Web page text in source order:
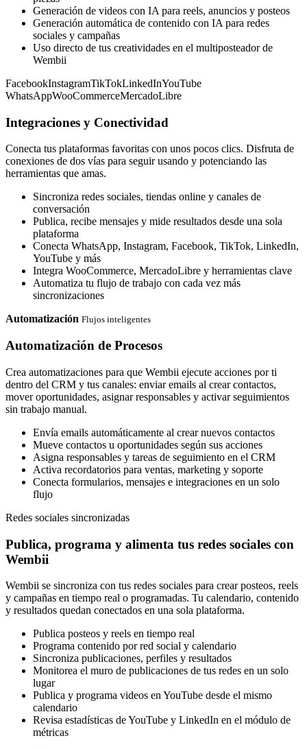
Generación de videos con IA para reels, anuncios y posteos
Generación automática de contenido con IA para redes
sociales y campañas
Uso directo de tus creatividades en el multiposteador de
Wembii
FacebookInstagramTikTokLinkedInYouTube
WhatsAppWooCommerceMercadoLibre
Integraciones y Conectividad
Conecta tus plataformas favoritas con unos pocos clics. Disfruta de
conexiones de dos vías para seguir usando y potenciando las
herramientas que amas.
Sincroniza redes sociales, tiendas online y canales de
conversación
Publica, recibe mensajes y mide resultados desde una sola
plataforma
Conecta WhatsApp, Instagram, Facebook, TikTok, LinkedIn,
YouTube y más
Integra WooCommerce, MercadoLibre y herramientas clave
Automatiza tu flujo de trabajo con cada vez más
sincronizaciones
Automatización Flujos inteligentes
Automatización de Procesos
Crea automatizaciones para que Wembii ejecute acciones por ti
dentro del CRM y tus canales: enviar emails al crear contactos,
mover oportunidades, asignar responsables y activar seguimientos
sin trabajo manual.
Envía emails automáticamente al crear nuevos contactos
Mueve contactos u oportunidades según sus acciones
Asigna responsables y tareas de seguimiento en el CRM
Activa recordatorios para ventas, marketing y soporte
Conecta formularios, mensajes e integraciones en un solo
flujo
Redes sociales sincronizadas
Publica, programa y alimenta tus redes sociales con
Wembii
Wembii se sincroniza con tus redes sociales para crear posteos, reels
y campañas en tiempo real o programadas. Tu calendario, contenido
y resultados quedan conectados en una sola plataforma.
Publica posteos y reels en tiempo real
Programa contenido por red social y calendario
Sincroniza publicaciones, perfiles y resultados
Monitorea el muro de publicaciones de tus redes en un solo
lugar
Publica y programa videos en YouTube desde el mismo
calendario
Revisa estadísticas de YouTube y LinkedIn en el módulo de
métricas